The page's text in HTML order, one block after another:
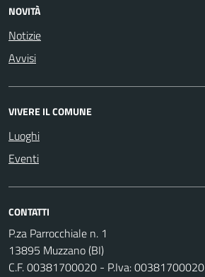
NOVITÀ
Notizie
Avvisi
VIVERE IL COMUNE
Luoghi
Eventi
CONTATTI
P.za Parrocchiale n. 1
13895 Muzzano (BI)
C.F. 00381700020 - P.Iva: 00381700020